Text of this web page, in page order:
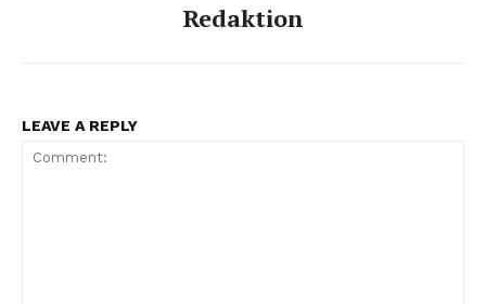
Redaktion
LEAVE A REPLY